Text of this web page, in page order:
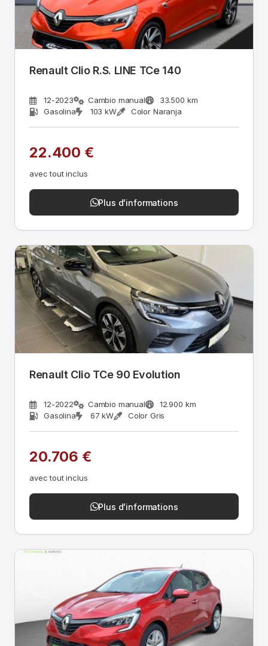
Renault Clio R.S. LINE TCe 140
12-2023 Cambio manual
33.500 km
Gasolina
103 kW Color Naranja
22.400 €
avec tout inclus
Plus d'informations
Renault Clio TCe 90 Evolution
12-2022 Cambio manual
12.900 km
Gasolina
67 kW Color Gris
20.706 €
avec tout inclus
Plus d'informations